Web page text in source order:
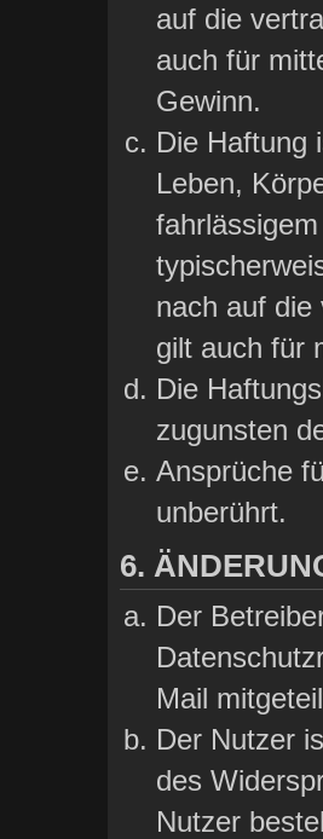
auf die
auch für
Gewinn.
Die Haftung
Leben,
nach auf die
gilt auch für
Die
zugunsten
Ansprüche
unberührt.
6.
Der
Mail
Der Nutzer
des
Nutzer